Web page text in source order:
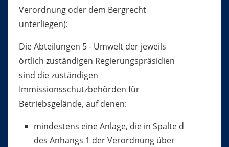
Verordnung oder dem Bergrecht
unterliegen):
Die Abteilungen 5 - Umwelt der jeweils
örtlich zuständigen Regierungspräsidien
sind die zuständigen
Immissionsschutzbehörden für
Betriebsgelände, auf denen:
mindestens eine Anlage, die in Spalte d
des Anhangs 1 der Verordnung über